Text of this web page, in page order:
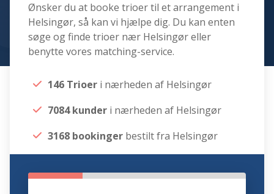
Ønsker du at booke trioer til et arrangement i
Helsingør, så kan vi hjælpe dig. Du kan enten
søge og finde trioer nær Helsingør eller
benytte vores matching-service.
146 Trioer i nærheden af Helsingør
7084 kunder i nærheden af Helsingør
3168 bookinger bestilt fra Helsingør